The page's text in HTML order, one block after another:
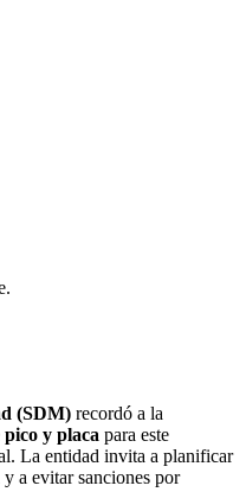
(SDM) recordó a la
pico y placa para este
La entidad invita a planificar
a evitar sanciones por